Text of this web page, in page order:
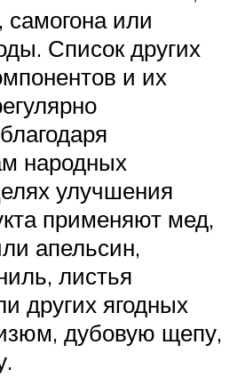
самогона или
Список других
и их
народных
улучшения
применяют мед,
апельсин,
листья
других ягодных
дубовую щепу,